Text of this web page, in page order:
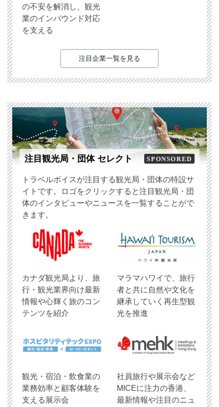
の不安を解消し、観光
業のインバウンド対応
を支える
注目企業一覧を見る
注目観光局・団体 セレクト SPONSORED
トラベルボイスが注目する観光局・団体の特設サ
イトです。ロゴをクリックすると注目観光局・団
体のインタビューやニュースを一覧することがで
きます。
​カナダ観光局より、旅
行・観光業界向け最新
情報や心輝く旅のコン
テンツを紹介
マラマハワイで、旅行
者と共に自然や文化を
継承していく再生型観
光を推進
観光・宿泊・飲食業の
業務効率と顧客体験を
支える展示会
社員旅行や展示会など
MICEに注力の香港、
最新情報や注目のニュ